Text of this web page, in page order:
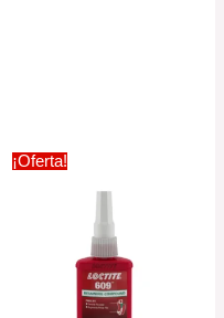
¡Oferta!